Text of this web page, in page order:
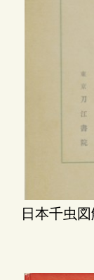
日本千虫